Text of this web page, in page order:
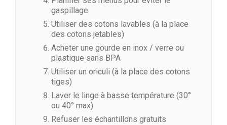
gaspillage
Utiliser des cotons lavables (à la place
des cotons jetables)
Acheter une gourde en inox / verre ou
plastique sans BPA
Utiliser un oriculi (à la place des cotons
tiges)
Laver le linge à basse température (30°
ou 40° max)
Refuser les échantillons gratuits